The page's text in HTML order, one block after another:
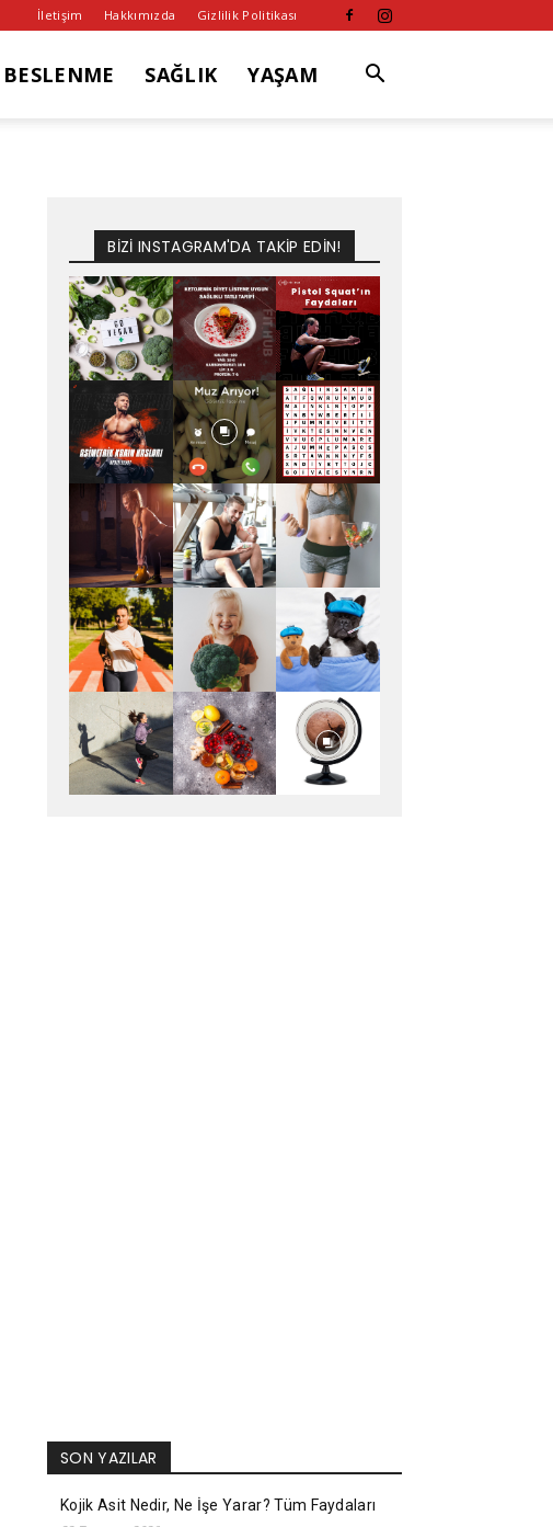
İletişim Hakkımızda Gizlilik Politikası
BESLENME SAĞLIK YAŞAM
BİZİ INSTAGRAM'DA TAKİP EDİN!
SON YAZILAR
Kojik Asit Nedir, Ne İşe Yarar? Tüm Faydaları